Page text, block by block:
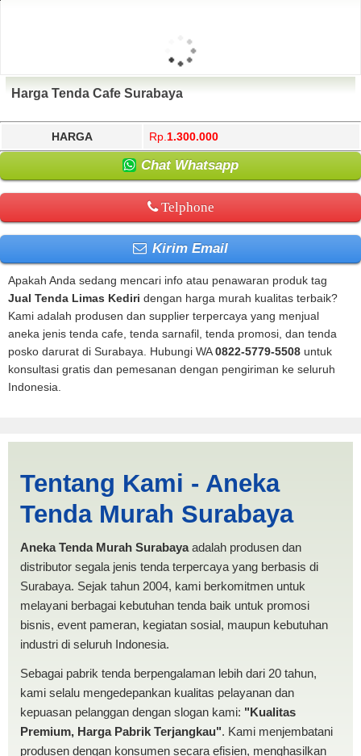
Harga Tenda Cafe Surabaya
HARGA Rp. 1.300.000
Chat Whatsapp
Telphone
Kirim Email
Apakah Anda sedang mencari info atau penawaran produk tag
Jual Tenda Limas Kediri dengan harga murah kualitas terbaik?
Kami adalah produsen dan supplier terpercaya yang menjual
aneka jenis tenda cafe, tenda sarnafil, tenda promosi, dan tenda
posko darurat di Surabaya. Hubungi WA0822-5779-5508 untuk
konsultasi gratis dan pemesanan dengan pengiriman ke seluruh
Indonesia.
PRODUKSI ANEKA TENDA
MURAH
Tentang Kami - Aneka
Tenda Murah Surabaya
Aneka Tenda Murah Surabayaadalah produsen dan
distributor segala jenis tenda terpercaya yang berbasis di
Surabaya. Sejak tahun 2004, kami berkomitmen untuk
melayani berbagai kebutuhan tenda baik untuk promosi
bisnis, event pameran, kegiatan sosial, maupun kebutuhan
industri di seluruh Indonesia.
Sebagai pabrik tenda berpengalaman lebih dari 20 tahun,
kami selalu mengedepankan kualitas pelayanan dan
kepuasan pelanggan dengan slogan kami: "Kualitas
Premium, Harga Pabrik Terjangkau". Kami menjembatani
produsen dengan konsumen secara efisien, menghasilkan